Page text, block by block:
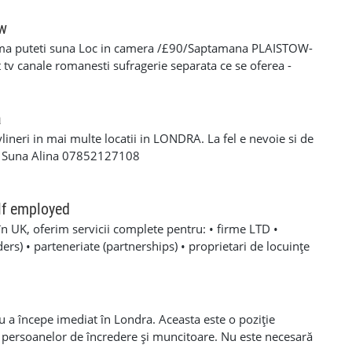
B valabil • Mijloc de transport propriu
oferă: • Salariu atractiv, în funcție de experiență și
Diurnă / plată transport • Suport tehnic continuu și
și cursuri de calificare • Mediu de lucru stabil cu
lucru suplimentar în weekend (opțional)
puteti suna Loc in camera /£90/Saptamana PLAISTOW-
canale romanesti sufragerie separata ce se oferea -
-fiecare camera beneficiaza de frigider separat -wi-fi
plata saptaminala , (nu se face cazare/plateste mai putin
in mai multe locatii in LONDRA. La fel e nevoie si de
Alina 07852127108
employed
UK, oferim servicii complete pentru: • firme LTD •
• parteneriate (partnerships) • proprietari de locuințe
includ: ✔ Making Tax Digital ✔ Deschidere firmă LTD,
(Payroll) ✔ Contabilitate primară (Bookkeeping) ✔
✔ Recuperare taxe CIS ✔ Calcul și submitere
Accounts ✔ Contabilitate managerială ✔ Business
a începe imediat în Londra. Aceasta este o poziție
de încredere și muncitoare. Nu este necesară